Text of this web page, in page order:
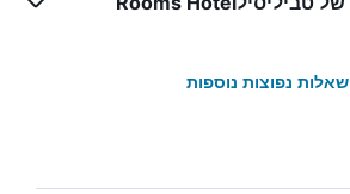
שאלות נפוצות נוספות